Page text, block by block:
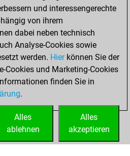
=24 -186 in
März 29,
played 1
Play
scored +1
in slow games
und interessengerechte
von ihrem
dabei neben technisch
Analyse-Cookies sowie
werden. Hierkönnen Sie der
Cookies und Marketing-Cookies
finden Sie in
.
Alles
akzeptieren
Alles
ablehnen